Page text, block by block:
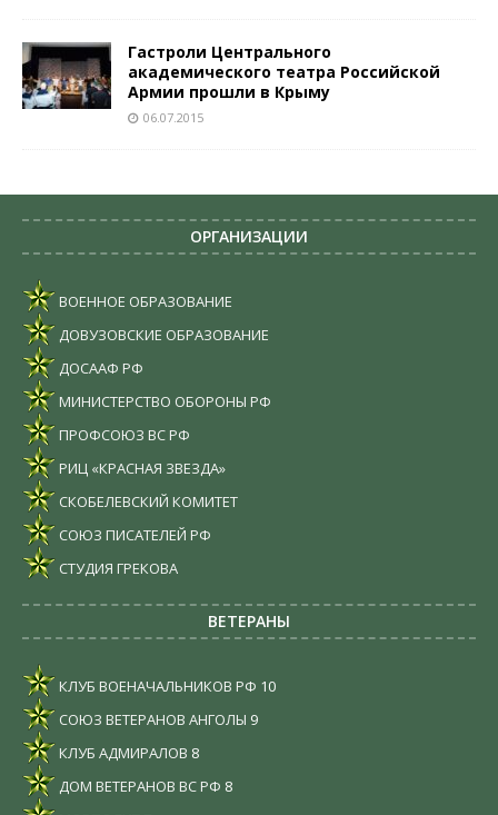
Гастроли Центрального
академического театра Российской
Армии прошли в Крыму
06.07.2015
ОРГАНИЗАЦИИ
ВОЕННОЕ ОБРАЗОВАНИЕ
ДОВУЗОВСКИЕ ОБРАЗОВАНИЕ
ДОСААФ РФ
МИНИСТЕРСТВО ОБОРОНЫ РФ
ПРОФСОЮЗ ВС РФ
РИЦ «КРАСНАЯ ЗВЕЗДА»
СКОБЕЛЕВСКИЙ КОМИТЕТ
СОЮЗ ПИСАТЕЛЕЙ РФ
СТУДИЯ ГРЕКОВА
ВЕТЕРАНЫ
КЛУБ ВОЕНАЧАЛЬНИКОВ РФ 10
СОЮЗ ВЕТЕРАНОВ АНГОЛЫ 9
КЛУБ АДМИРАЛОВ 8
ДОМ ВЕТЕРАНОВ ВС РФ 8